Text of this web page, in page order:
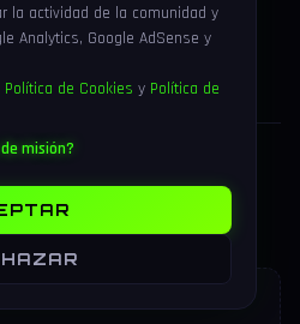
la actividad de la comunidad y
Analytics, Google AdSense y
Política de Cookies y Política de
misión?